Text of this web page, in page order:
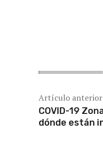
Artículo anterior
COVID-19
dónde están